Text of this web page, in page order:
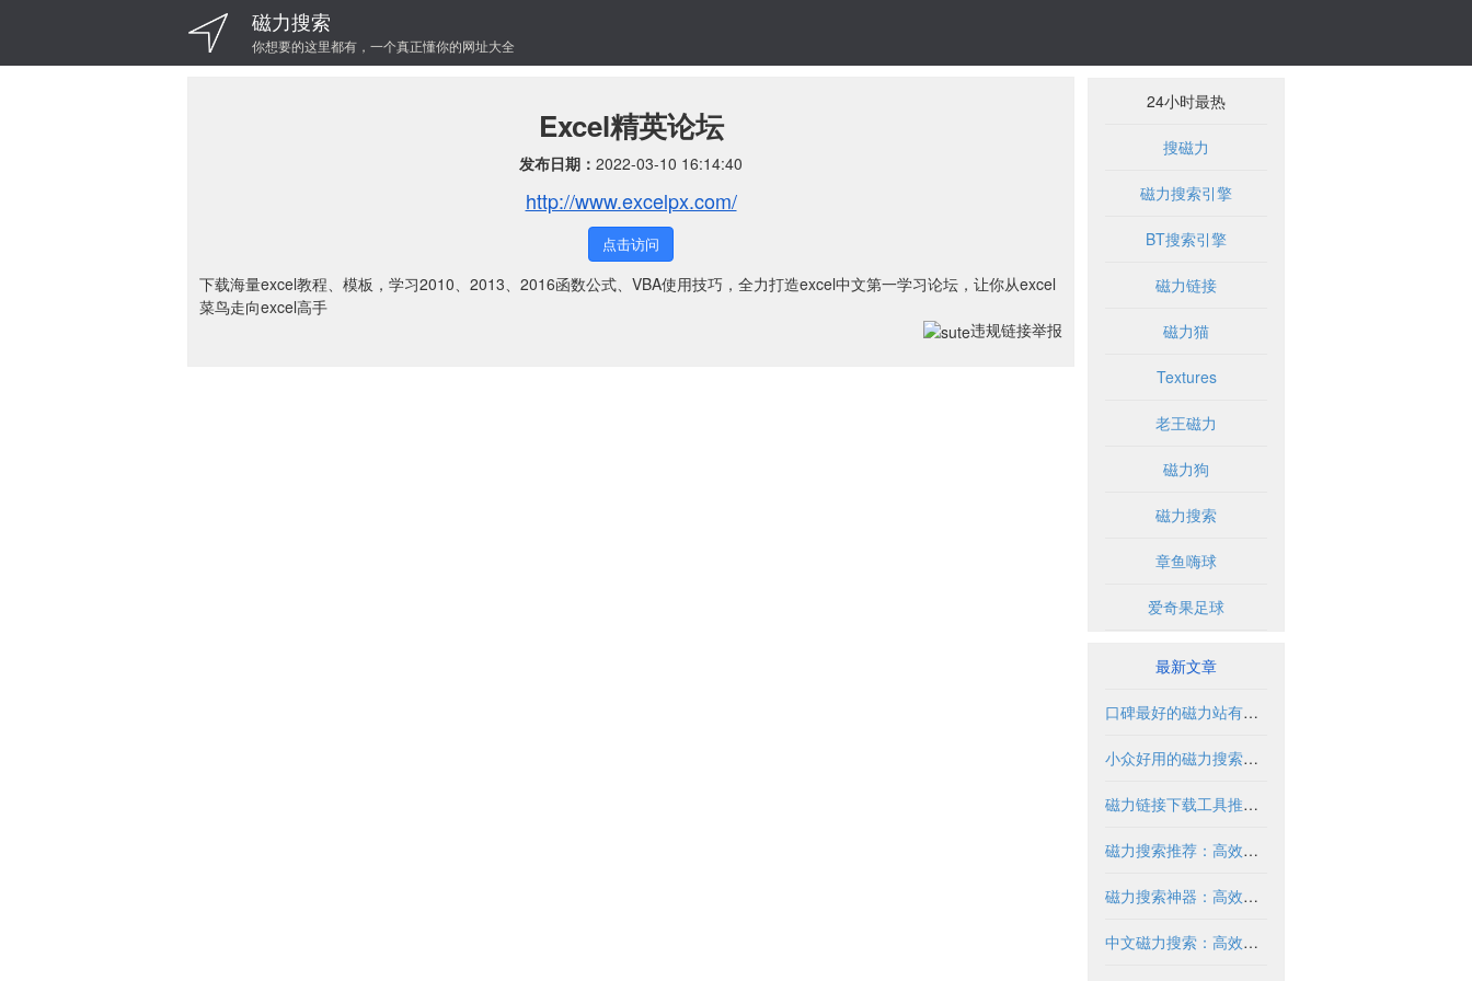
磁力搜索
你想要的这里都有，一个真正懂你的网址大全
Excel精英论坛
发布日期： 2022-03-10 16:14:40
http://www.excelpx.com/
点击访问
下载海量excel教程、模板，学习2010、2013、2016函数公式、VBA使用技巧，全力打造excel中文第一学习论坛，让你从excel
菜鸟走向excel高手
违规链接举报
24小时最热
搜磁力
磁力搜索引擎
BT搜索引擎
磁力链接
磁力猫
Textures
老王磁力
磁力狗
磁力搜索
章鱼嗨球
爱奇果足球
最新文章
口碑最好的磁力站有哪些推荐？2024年全面解析
小众好用的磁力搜索推荐与解析
磁力链接下载工具推荐与使用指南
磁力搜索推荐：高效获取资源的实用指南
磁力搜索神器：高效获取资源的必备工具
中文磁力搜索：高效获取资源的合法方式